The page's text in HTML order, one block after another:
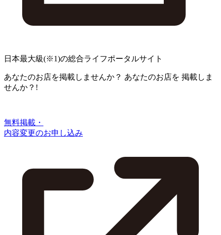
日本最大級(※1)の総合ライフポータルサイト
あなたのお店を掲載しませんか？ あなたのお店を 掲載しま
せんか？!
無料掲載・
内容変更のお申し込み